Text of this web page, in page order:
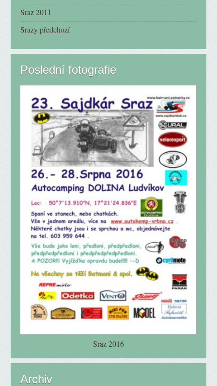
Sraz 2011
Srazy předchozí
Poslední fotografie
Sraz 2016
Archiv